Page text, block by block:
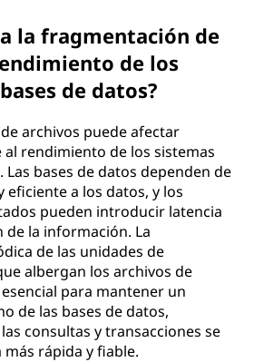
la fragmentación de
de los
de datos?
archivos puede afectar
rendimiento de los sistemas
Las bases de datos dependen de
eficiente a los datos, y los
pueden introducir latencia
de la información. La
de las unidades de
albergan los archivos de
para mantener un
de las bases de datos,
consultas y transacciones se
rápida y fiable.